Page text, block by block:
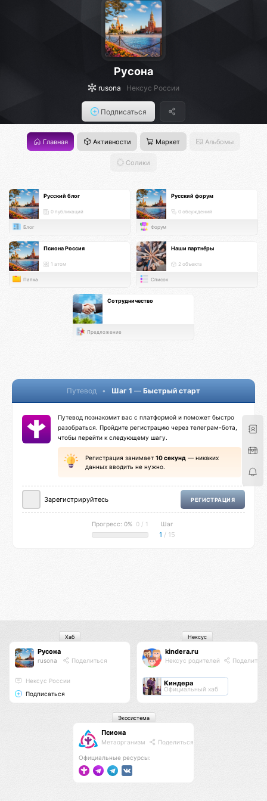
Русона
rusona Нексус России
Подписаться
Главная Активности Маркет Альбомы
Солики
Русский блог
0 публикаций
Блог
Русский форум
0 обсуждений
Форум
Псиона Россия
1 атом
Папка
Наши партнёры
2 объекта
Список
Сотрудничество
Предложение
Путевод • Шаг 1 — Быстрый старт
Путевод познакомит вас с платформой и поможет быстро
разобраться. Пройдите регистрацию через телеграм-бота,
чтобы перейти к следующему шагу.
Регистрация занимает 10 секунд — никаких
данных вводить не нужно.
Зарегистрируйтесь РЕГИСТРАЦИЯ
Прогресс: 0% 0 / 1 Шаг
1 / 15
Русона
rusona Поделиться
Нексус России
Подписаться
Хаб
kindera.ru
Нексус родителей
Киндера
Официальный хаб
Нексус
Псиона
Метаорганизм Поделиться
Официальные ресурсы:
Экосистема